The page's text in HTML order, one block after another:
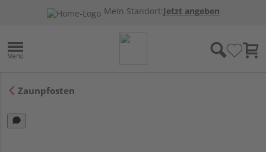
Mein Standort:Jetzt angeben
Zaunpfosten